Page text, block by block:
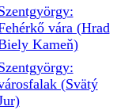
vára (Hrad
Kameň)
(Svätý